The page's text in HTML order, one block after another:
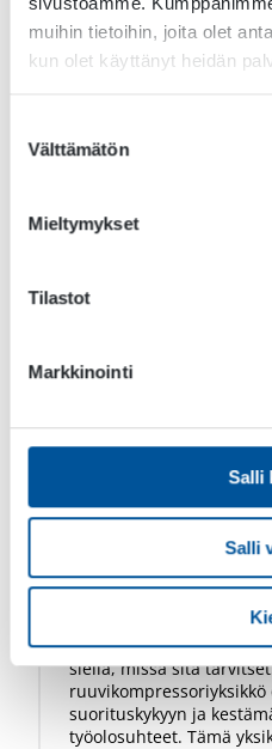
muihin tietoihin, joita olet
kun olet käyttänyt heidän
valinta
Välttämätön
Mieltymykset
Tilastot
Markkinointi
Salli
Salli
mäntäkompressori
ajoneuvon tai aluksen
paineilmaksi ja tarjoaa
HKR Hydraulinen
työkoneen
siellä, missä sitä
suorituskykyyn ja
työolosuhteet. Tämä